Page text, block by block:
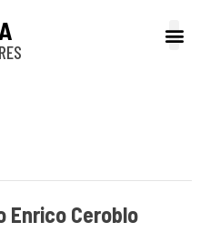
Enrico Ceroblo